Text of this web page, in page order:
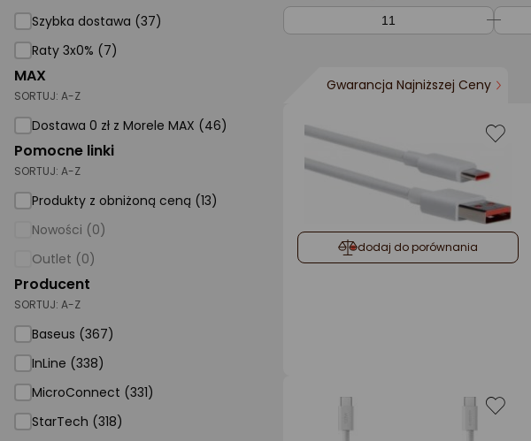
Foto i kamery
AGD duże
AGD małe
Biuro i firma
Sport i turystyka
Zabawki i dziecko
Supermarket
Strefa marek
Szybka dostawa (37)
Raty 3x0% (7)
MAX
SORTUJ: A-Z
Dostawa 0 zł z Morele MAX (46)
Pomocne linki
SORTUJ: A-Z
Produkty z obniżoną ceną (13)
Nowości (0)
Outlet (0)
Producent
SORTUJ: A-Z
Baseus (367)
InLine (338)
MicroConnect (331)
StarTech (318)
Gwarancja Najniższej Ceny
dodaj do porównania